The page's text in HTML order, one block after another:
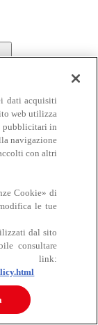
Carne
dati acquisiti
web utilizza
pubblicitari in
navigazione
con altri
Cookie» di
le tue
dal sito
consultare
link: